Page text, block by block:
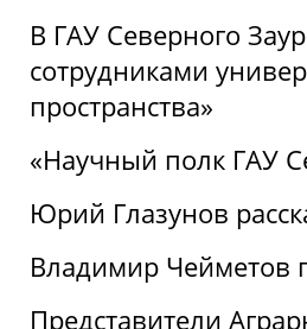
В ГАУ Северного
сотрудниками
пространства»
«Научный полк ГАУ
Юрий Глазунов
Владимир Чейметов
Представители